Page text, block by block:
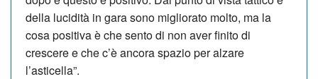
della lucidità in gara sono migliorato molto, ma la
cosa positiva è che sento di non aver finito di
crescere e che c’è ancora spazio per alzare
l’asticella”.